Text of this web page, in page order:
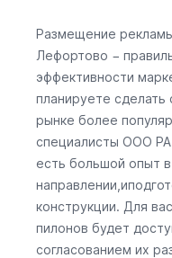
Размещение
Лефортово −
эффективности
планируете
рынке более
специалисты ООО
есть большой опыт
конструкции. Для
пилонов будет
согласованием их